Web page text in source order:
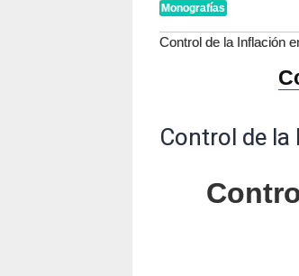
Monografías
Control de la Inflación
Control de